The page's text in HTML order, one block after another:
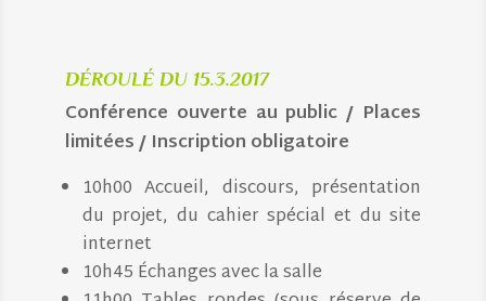
DÉROULÉ DU 15.3.2017
Conférence ouverte au public / Places
limitées / Inscription obligatoire
10h00 Accueil, discours, présentation
du projet, du cahier spécial et du site
internet
10h45 Échanges avec la salle